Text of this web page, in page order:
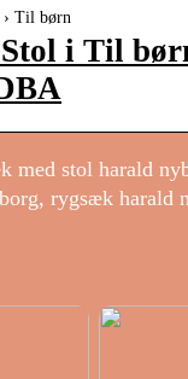
› Til børn
i Til
med stol harald
rygsæk harald